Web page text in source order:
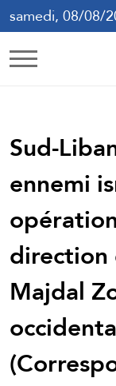
samedi, 08/08/
Sud-
ennemi
Majdal